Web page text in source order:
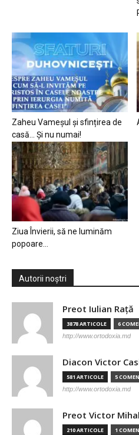
Zaheu Vameșul și sfințirea de
casă… Și nu numai!
Ziua Învierii, să ne luminăm
popoare…
Autorii noștri
Preot Iulian Raţă
3878 ARTICOLE 6
http://www.ortodoxia.md
Diacon Victor
581 ARTICOLE 5
http://www.ortodoxia.md
Preot Victor
210 ARTICOLE 1